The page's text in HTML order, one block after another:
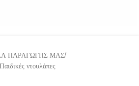
ΠΑΡΑΓΩΓΗΣ ΜΑΣ/
Παιδικές ντουλάπες